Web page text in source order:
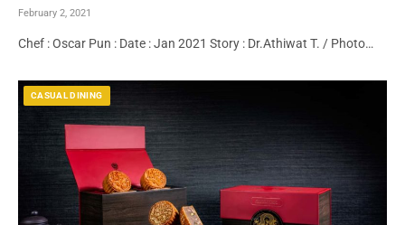
February 2, 2021
Chef : Oscar Pun : Date : Jan 2021 Story : Dr.Athiwat T. / Photo…
CASUAL DINING